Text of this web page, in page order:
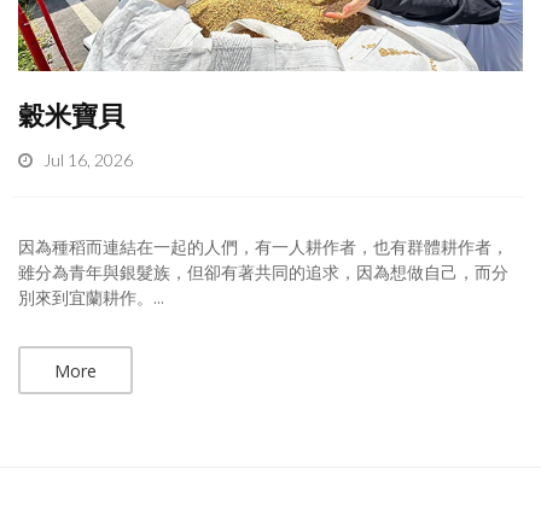
穀米寶貝
Jul 16, 2026
因為種稻而連結在一起的人們，有一人耕作者，也有群體耕作者，
雖分為青年與銀髮族，但卻有著共同的追求，因為想做自己，而分
別來到宜蘭耕作。...
More